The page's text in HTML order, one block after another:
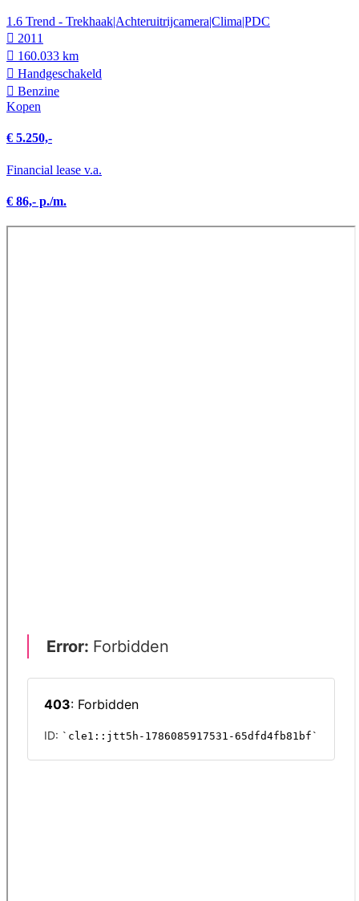
1.6 Trend - Trekhaak|Achteruitrijcamera|Clima|PDC
2011
160.033 km
Hand­geschakeld
Benzine
Kopen
€ 5.250,-
Financial lease v.a.
€ 86,- p./m.